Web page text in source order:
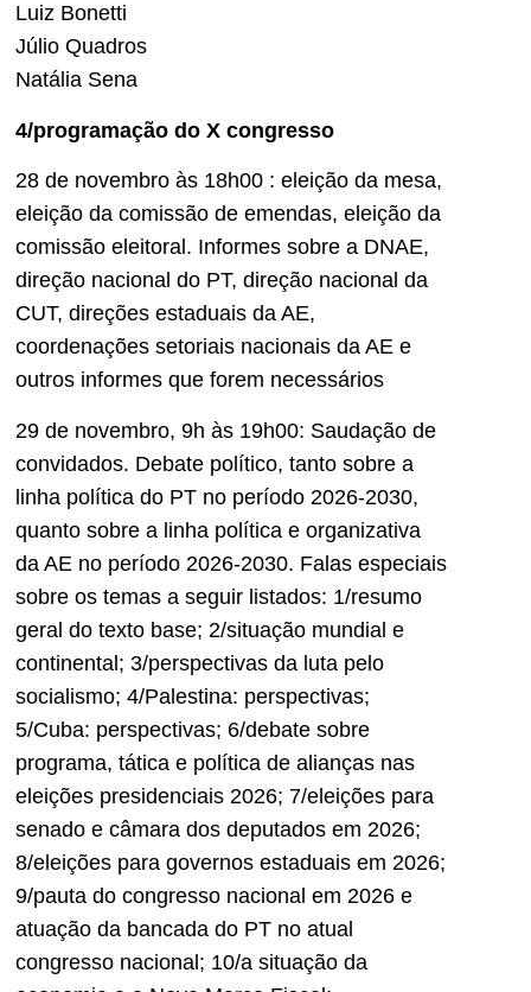
Luiz Bonetti
Júlio Quadros
Natália Sena
4/programação do X congresso
28 de novembro às 18h00 : eleição da mesa,
eleição da comissão de emendas, eleição da
comissão eleitoral. Informes sobre a DNAE,
direção nacional do PT, direção nacional da
CUT, direções estaduais da AE,
coordenações setoriais nacionais da AE e
outros informes que forem necessários
29 de novembro, 9h às 19h00: Saudação de
convidados. Debate político, tanto sobre a
linha política do PT no período 2026-2030,
quanto sobre a linha política e organizativa
da AE no período 2026-2030. Falas especiais
sobre os temas a seguir listados: 1/resumo
geral do texto base; 2/situação mundial e
continental; 3/perspectivas da luta pelo
socialismo; 4/Palestina: perspectivas;
5/Cuba: perspectivas; 6/debate sobre
programa, tática e política de alianças nas
eleições presidenciais 2026; 7/eleições para
senado e câmara dos deputados em 2026;
8/eleições para governos estaduais em 2026;
9/pauta do congresso nacional em 2026 e
atuação da bancada do PT no atual
congresso nacional; 10/a situação da